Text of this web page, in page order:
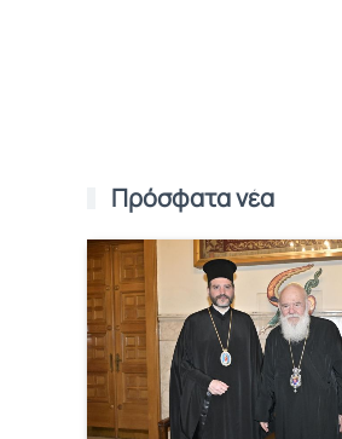
Πρόσφατα νέα